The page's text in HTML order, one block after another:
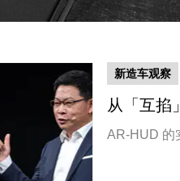
新造车观察
从「互掐
AR-HUD 的